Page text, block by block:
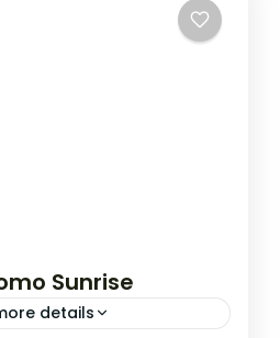
Sunrise
details